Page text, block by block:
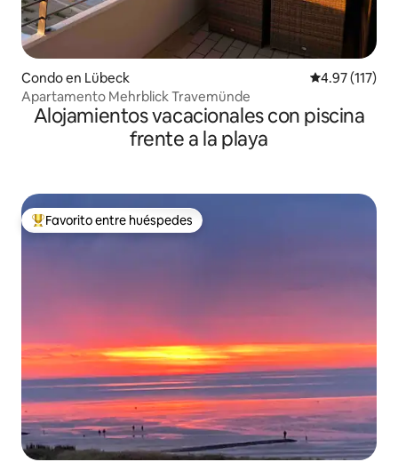
Condo en Lübeck Calificación
4.97 (117)
Apartamento Mehrblick Travemünde
Alojamientos vacacionales con piscina
frente a la playa
Favorito entre huéspedes preferido
Favorito entre huéspedes